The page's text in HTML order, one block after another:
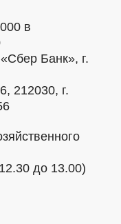
в
Банк», г.
212030, г.
до 13.00)